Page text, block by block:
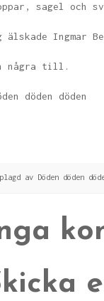
sagel och
älskade Ingmar
några till.
döden döden
av Döden döden